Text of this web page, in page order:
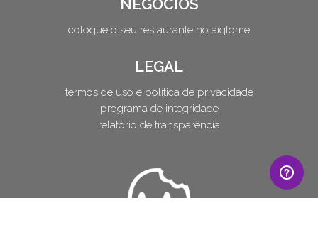
NEGÓCIOS
coloque o seu restaurante no aiqfome
LEGAL
termos de uso e política de privacidade
programa de integridade
relatório de transparência